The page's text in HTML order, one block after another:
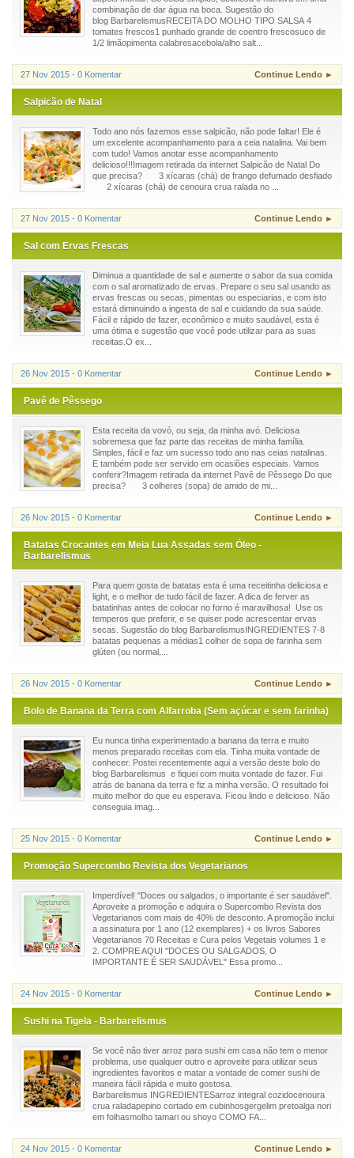
combinação de dar água na boca. Sugestão do
blog BarbarelismusRECEITA DO MOLHO TIPO SALSA 4
tomates frescos1 punhado grande de coentro frescosuco de
1/2 limãopimenta calabresacebola/alho salt...
27 Nov 2015 - 0 Komentar Continue Lendo ►
Salpicão de Natal
Todo ano nós fazemos esse salpicão, não pode faltar! Ele é
um excelente acompanhamento para a ceia natalina. Vai bem
com tudo! Vamos anotar esse acompanhamento
delicioso!!!Imagem retirada da internet Salpicão de Natal Do
que precisa? 3 xícaras (chá) de frango defumado desfiado
2 xícaras (chá) de cenoura crua ralada no ...
27 Nov 2015 - 0 Komentar Continue Lendo ►
Sal com Ervas Frescas
Diminua a quantidade de sal e aumente o sabor da sua comida
com o sal aromatizado de ervas. Prepare o seu sal usando as
ervas frescas ou secas, pimentas ou especiarias, e com isto
estará diminuindo a ingesta de sal e cuidando da sua saúde.
Fácil e rápido de fazer, econômico e muito saudável, esta é
uma ótima e sugestão que você pode utilizar para as suas
receitas.O ex...
26 Nov 2015 - 0 Komentar Continue Lendo ►
Pavê de Pêssego
Esta receita da vovó, ou seja, da minha avó. Deliciosa
sobremesa que faz parte das receitas de minha família.
Simples, fácil e faz um sucesso todo ano nas ceias natalinas.
E também pode ser servido em ocasiões especiais. Vamos
conferir?Imagem retirada da internet Pavê de Pêssego Do que
precisa? 3 colheres (sopa) de amido de mi...
26 Nov 2015 - 0 Komentar Continue Lendo ►
Batatas Crocantes em Meia Lua Assadas sem Óleo -
Barbarelismus
Para quem gosta de batatas esta é uma receitinha deliciosa e
light, e o melhor de tudo fácil de fazer. A dica de ferver as
batatinhas antes de colocar no forno é maravilhosa! Use os
temperos que preferir, e se quiser pode acrescentar ervas
secas. Sugestão do blog BarbarelismusINGREDIENTES 7-8
batatas pequenas a médias1 colher de sopa de farinha sem
glúten (ou normal,...
26 Nov 2015 - 0 Komentar Continue Lendo ►
Bolo de Banana da Terra com Alfarroba (Sem açúcar e sem farinha)
Eu nunca tinha experimentado a banana da terra e muito
menos preparado receitas com ela. Tinha muita vontade de
conhecer. Postei recentemente aqui a versão deste bolo do
blog Barbarelismus e fiquei com muita vontade de fazer. Fui
atrás de banana da terra e fiz a minha versão. O resultado foi
muito melhor do que eu esperava. Ficou lindo e delicioso. Não
conseguia imag...
25 Nov 2015 - 0 Komentar Continue Lendo ►
Promoção Supercombo Revista dos Vegetarianos
Imperdível! "Doces ou salgados, o importante é ser saudável".
Aproveite a promoção e adquira o Supercombo Revista dos
Vegetarianos com mais de 40% de desconto. A promoção inclui
a assinatura por 1 ano (12 exemplares) + os livros Sabores
Vegetarianos 70 Receitas e Cura pelos Vegetais volumes 1 e
2. COMPRE AQUI "DOCES OU SALGADOS, O
IMPORTANTE É SER SAUDÁVEL" Essa promo...
24 Nov 2015 - 0 Komentar Continue Lendo ►
Sushi na Tigela - Barbarelismus
Se você não tiver arroz para sushi em casa não tem o menor
problema, use qualquer outro e aproveite para utilizar seus
ingredientes favoritos e matar a vontade de comer sushi de
maneira fácil rápida e muito gostosa.
Barbarelismus INGREDIENTESarroz integral cozidocenoura
crua raladapepino cortado em cubinhosgergelim pretoalga nori
em folhasmolho tamari ou shoyo COMO FA...
24 Nov 2015 - 0 Komentar Continue Lendo ►